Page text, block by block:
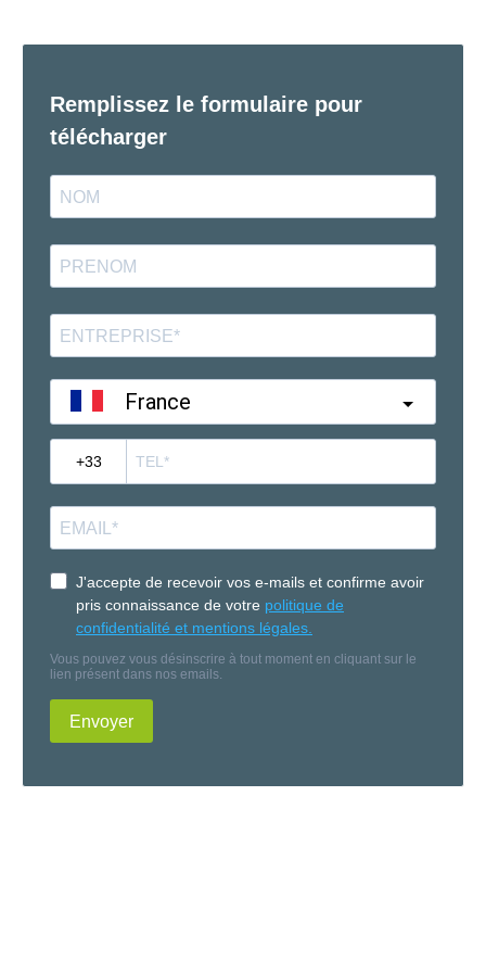
Remplissez le formulaire pour
télécharger
France
J'accepte de recevoir vos e-mails et confirme avoir
pris connaissance de votre politique de
confidentialité et mentions légales.
Vous pouvez vous désinscrire à tout moment en cliquant sur le
lien présent dans nos emails.
Envoyer